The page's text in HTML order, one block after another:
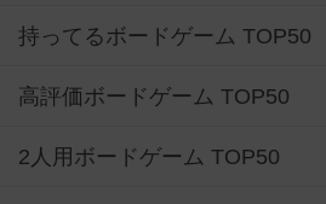
持ってるボードゲーム TOP50
高評価ボードゲーム TOP50
2人用ボードゲーム TOP50